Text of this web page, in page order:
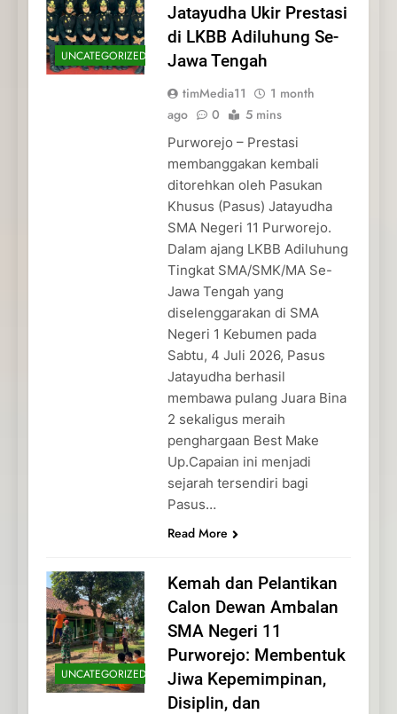
UNCATEGORIZED
Jatayudha Ukir Prestasi
di LKBB Adiluhung Se-
Jawa Tengah
timMedia11
1 month
ago
0 5 mins
Purworejo – Prestasi
membanggakan kembali
ditorehkan oleh Pasukan
Khusus (Pasus) Jatayudha
SMA Negeri 11 Purworejo.
Dalam ajang LKBB Adiluhung
Tingkat SMA/SMK/MA Se-
Jawa Tengah yang
diselenggarakan di SMA
Negeri 1 Kebumen pada
Sabtu, 4 Juli 2026, Pasus
Jatayudha berhasil
membawa pulang Juara Bina
2 sekaligus meraih
penghargaan Best Make
Up.Capaian ini menjadi
sejarah tersendiri bagi
Pasus…
Read More
UNCATEGORIZED
Kemah dan Pelantikan
Calon Dewan Ambalan
SMA Negeri 11
Purworejo: Membentuk
Jiwa Kepemimpinan,
Disiplin, dan